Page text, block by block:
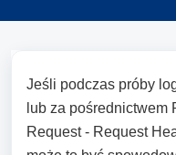
Jeśli podczas próby
lub za pośrednictwem
Request - Request